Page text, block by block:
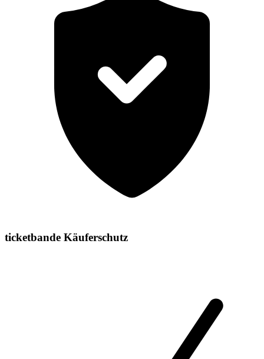
ticketbande Käuferschutz